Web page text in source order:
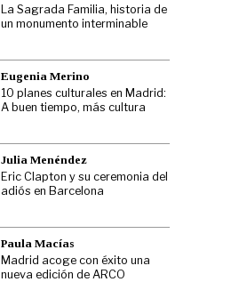
La Sagrada Familia, historia de
un monumento interminable
Eugenia Merino
10 planes culturales en Madrid:
A buen tiempo, más cultura
Julia Menéndez
Eric Clapton y su ceremonia del
adiós en Barcelona
Paula Macías
Madrid acoge con éxito una
nueva edición de ARCO